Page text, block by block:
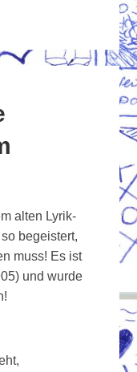
alten Lyrik-
begeistert,
muss! Es ist
und wurde